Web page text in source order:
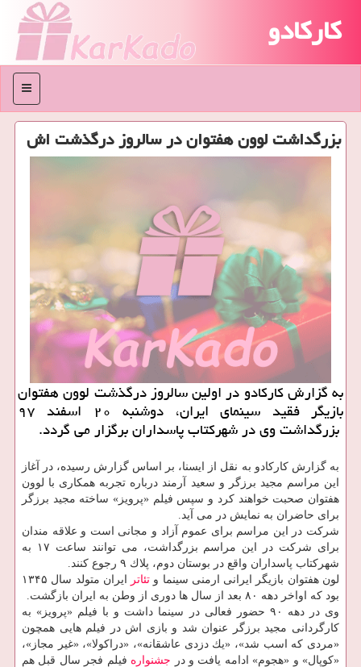
کارکادو
منو
بزرگداشت لوون هفتوان در سالروز درگذشت اش
به گزارش كاركادو در اولین سالروز درگذشت لوون هفتوان
بازیگر فقید سینمای ایران، دوشنبه ۲۰ اسفند ۹۷
بزرگداشت وی در شهركتاب پاسداران برگزار می گردد.
به گزارش كاركادو به نقل از ایسنا، بر اساس گزارش رسیده، در آغاز
این مراسم مجید برزگر و سعید آرمند درباره تجربه همكاری با لوون
هفتوان صحبت خواهند كرد و سپس فیلم «پرویز» ساخته مجید برزگر
برای حاضران به نمایش در می آید.
شركت در این مراسم برای عموم آزاد و مجانی است و علاقه مندان
برای شركت در این مراسم بزرگداشت، می توانند ساعت ۱۷ به
شهركتاب پاسداران واقع در بوستان دوم، پلاك ۹ رجوع كنند.
لون هفتوان بازیگر ایرانی ارمنی سینما و تئاتر
ایران متولد سال ۱۳۴۵
بود كه اواخر دهه ۸۰ بعد از سال ها دوری از وطن به ایران بازگشت.
وی در دهه ۹۰ حضور فعالی در سینما داشت و با فیلم «پرویز» به
كارگردانی مجید برزگر عنوان شد و بازی اش در فیلم هایی همچون
«مردی كه اسب شد»، «یك دزدی عاشقانه»، «دراكولا»، «غیر مجاز»،
«كوپال» و «هجوم» ادامه یافت و در جشنواره فیلم فجر سال قبل هم